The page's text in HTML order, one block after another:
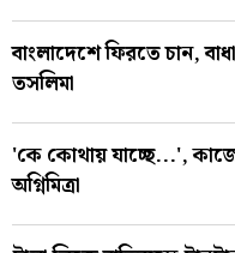
বাংলাদেশে ফিরতে চান,
তসলিমা
'কে কোথায় যাচ্ছে...',
অগ্নিমিত্রা